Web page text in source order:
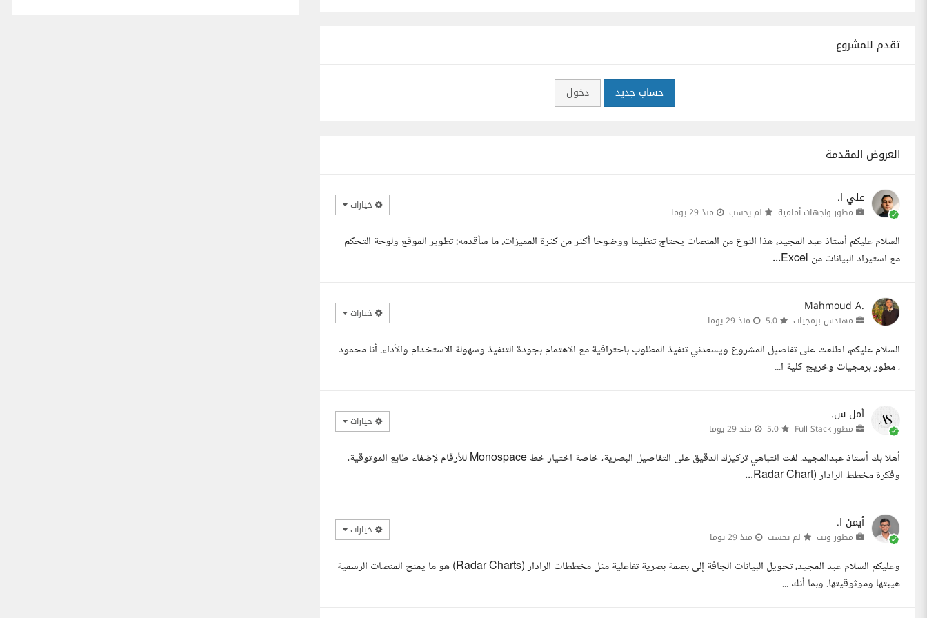
تقدم للمشروع
حساب جديد دخول
العروض المقدمة
علي ا.
مطور واجهات أمامية لم يحسب منذ 29 يوما خيارات
السلام عليكم أستاذ عبد المجيد، هذا النوع من المنصات يحتاج تنظيما ووضوحا أكثر من كثرة المميزات. ما سأقدمه: تطوير الموقع ولوحة التحكم
مع استيراد البيانات من Excel...
Mahmoud A.
مهندس برمجيات منذ 29 يوما خيارات
السلام عليكم، اطلعت على تفاصيل المشروع ويسعدني تنفيذ المطلوب باحترافية مع الاهتمام بجودة التنفيذ وسهولة الاستخدام والأداء. أنا محمود
، مطور برمجيات وخريج كلية ا...
أمل س.
مطور Full Stack منذ 29 يوما خيارات
أهلا بك أستاذ عبدالمجيد. لفت انتباهي تركيزك الدقيق على التفاصيل البصرية، خاصة اختيار خط Monospace للأرقام لإضفاء طابع الموثوقية،
وفكرة مخطط الرادار (Radar Chart...
أيمن ا.
مطور ويب لم يحسب منذ 29 يوما خيارات
وعليكم السلام عبد المجيد، تحويل البيانات الجافة إلى بصمة بصرية تفاعلية مثل مخططات الرادار (Radar Charts) هو ما يمنح المنصات الرسمية
هيبتها وموثوقيتها. وبما أنك ...